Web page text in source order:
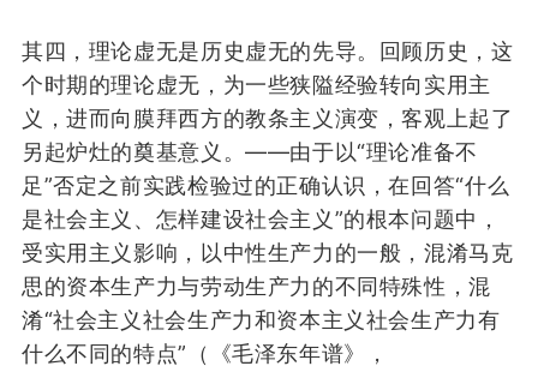
其四， 理论虚无是历史虚无的先导。回顾历史，这
个时期的理论虚无，为一些狭隘经验转向实用主
义，进而向膜拜西方的教条主义演变，客观上起了
另起炉灶的奠基意义。——由于以“理论准备不
足”否定之前实践检验过的正确认识，在回答“什么
是社会主义、怎样建设社会主义”的根本问题中，
受实用主义影响，以中性生产力的一般，混淆马克
思的资本生产力与劳动生产力的不同特殊性，混
淆“社会主义社会生产力和资本主义社会生产力有
什么不同的特点”（《毛泽东年谱》，